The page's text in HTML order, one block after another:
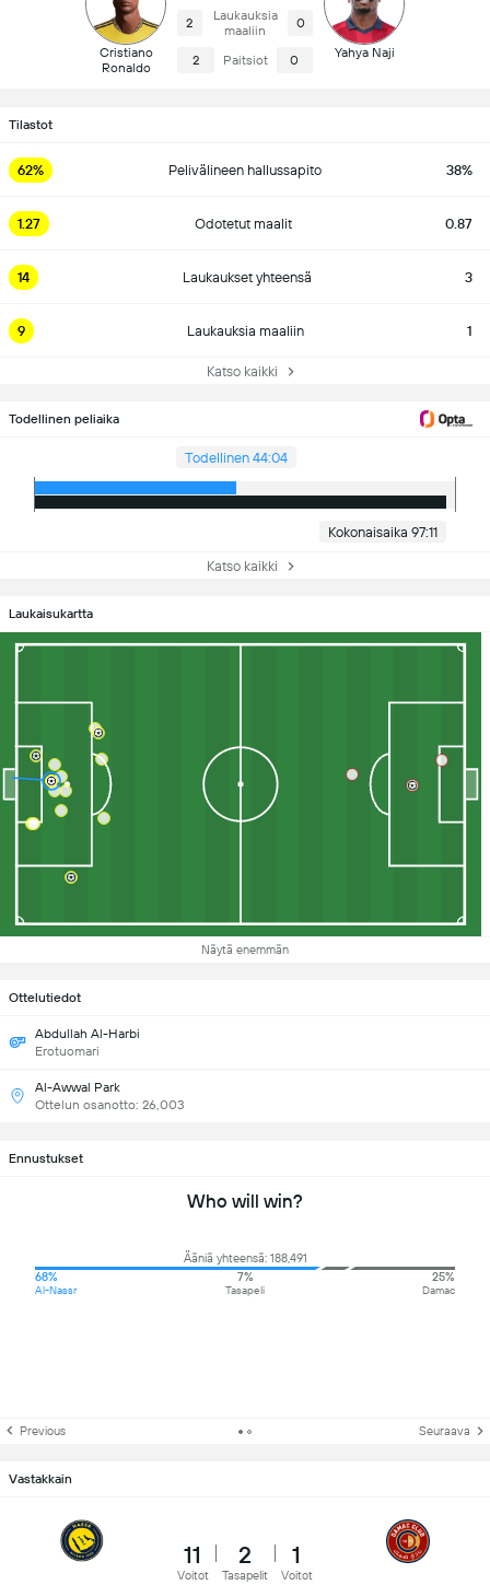
Cristiano
Ronaldo
2
Laukauksia
maaliin
0
2 Paitsiot 0 Yahya Naji
Tilastot
62% Pelivälineen hallussapito 38%
1.27 Odotetut maalit 0.87
14 Laukaukset yhteensä 3
9 Laukauksia maaliin 1
Katso kaikki
Todellinen peliaika
Todellinen 44:04
Kokonaisaika 97:11
Katso kaikki
Laukaisukartta
Näytä enemmän
Ottelutiedot
Abdullah Al-Harbi
Erotuomari
Al-Awwal Park
Ottelun osanotto: 26,003
Ennustukset
Who will win?
Ääniä yhteensä: 188,491
68%
Al-Nassr
7%
Tasapeli
25%
Damac
Previous Seuraava
Vastakkain
11
Voitot
2
Tasapelit
1
Voitot